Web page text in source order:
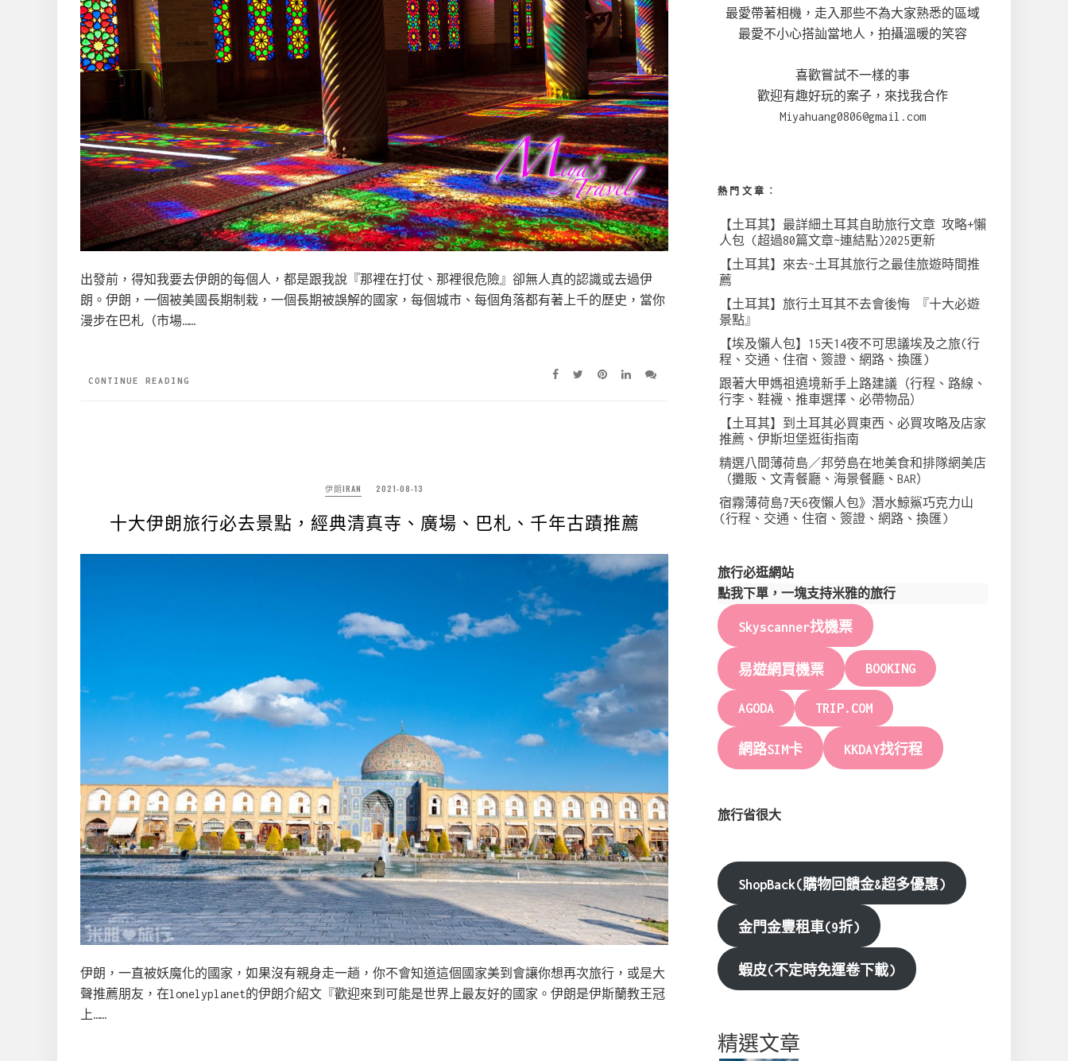
出發前，得知我要去伊朗的每個人，都是跟我說『那裡在打仗、那裡很危險』卻無人真的認識或去過伊
朗。伊朗，一個被美國長期制栽，一個長期被誤解的國家，每個城市、每個角落都有著上千的歷史，當你
漫步在巴札（市場……
CONTINUE READING
伊朗IRAN 2021-08-13
十大伊朗旅行必去景點，經典清真寺、廣場、巴札、千年古蹟推薦
伊朗，一直被妖魔化的國家，如果沒有親身走一趟，你不會知道這個國家美到會讓你想再次旅行，或是大
聲推薦朋友，在lonelyplanet的伊朗介紹文『歡迎來到可能是世界上最友好的國家。伊朗是伊斯蘭教王冠
上……
最愛帶著相機，走入那些不為大家熟悉的區域
最愛不小心搭訕當地人，拍攝溫暖的笑容
喜歡嘗試不一樣的事
歡迎有趣好玩的案子，來找我合作
Miyahuang0806@gmail.com
熱門文章︰
【土耳其】最詳細土耳其自助旅行文章 攻略+懶
人包 (超過80篇文章~連結點)2025更新
【土耳其】來去~土耳其旅行之最佳旅遊時間推
薦
【土耳其】旅行土耳其不去會後悔 『十大必遊
景點』
【埃及懶人包】15天14夜不可思議埃及之旅(行
程、交通、住宿、簽證、網路、換匯)
跟著大甲媽祖遶境新手上路建議（行程、路線、
行李、鞋襪、推車選擇、必帶物品）
【土耳其】到土耳其必買東西、必買攻略及店家
推薦、伊斯坦堡逛街指南
精選八間薄荷島／邦勞島在地美食和排隊網美店
（攤販、文青餐廳、海景餐廳、BAR）
宿霧薄荷島7天6夜懶人包》潛水鯨鯊巧克力山
(行程、交通、住宿、簽證、網路、換匯)
旅行必逛網站
點我下單，一塊支持米雅的旅行
Skyscanner找機票
易遊網買機票 BOOKING
AGODA TRIP.COM
網路SIM卡 KKDAY找行程
旅行省很大
ShopBack(購物回饋金&超多優惠)
金門金豐租車(9折)
蝦皮(不定時免運卷下載)
精選文章